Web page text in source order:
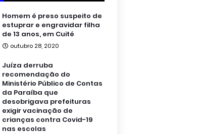
Homem é preso suspeito de
estuprar e engravidar filha
de 13 anos, em Cuité
outubro 28, 2020
Juíza derruba
recomendação do
Ministério Público de Contas
da Paraíba que
desobrigava prefeituras
exigir vacinação de
crianças contra Covid-19
nas escolas